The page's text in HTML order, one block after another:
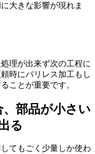
大きな影響が現れま
理が出来ず次の工程に
時にバリレス加工もし
ことが重要です。
部品が小さい
る
てもごく少量しか使わ